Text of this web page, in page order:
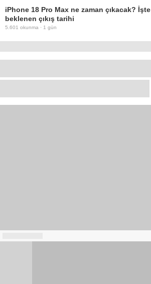
iPhone 18 Pro Max ne zaman çıkacak? İşte
beklenen çıkış tarihi
5.601 okunma · 1 gün